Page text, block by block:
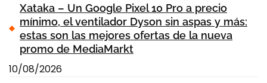
Xataka – Un Google Pixel 10 Pro a precio
mínimo, el ventilador Dyson sin aspas y más:
estas son las mejores ofertas de la nueva
promo de MediaMarkt
10/08/2026